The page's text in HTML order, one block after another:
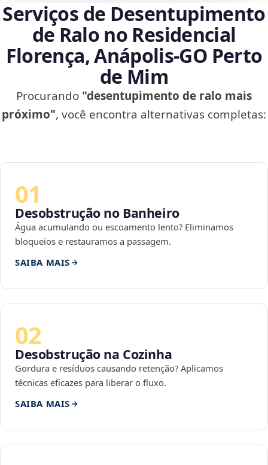
Serviços de Desentupimento
de Ralo no Residencial
Florença, Anápolis‑GO Perto
de Mim
Procurando "desentupimento de ralo mais
próximo", você encontra alternativas completas:
01
Desobstrução no Banheiro
Água acumulando ou escoamento lento? Eliminamos
bloqueios e restauramos a passagem.
SAIBA MAIS
02
Desobstrução na Cozinha
Gordura e resíduos causando retenção? Aplicamos
técnicas eficazes para liberar o fluxo.
SAIBA MAIS